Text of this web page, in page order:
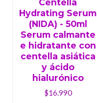
Centella
Hydrating Serum
(NIDA) - 50ml
Serum calmante
e hidratante con
centella asiática
y ácido
hialurónico
$16.990